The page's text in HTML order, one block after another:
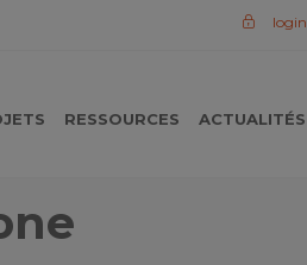
login
RESSOURCES ACTUALITÉS